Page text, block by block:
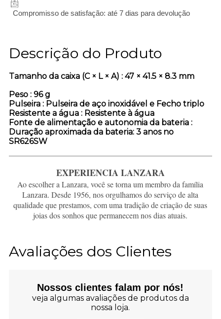
Compromisso de satisfação: até 7 dias para devolução
Descrição do Produto
Tamanho da caixa (C × L × A) : 47 × 41.5 × 8.3 mm
Peso: 96 g
Pulseira: Pulseira de aço inoxidável e Fecho triplo
Resistente a água: Resistente à água
Fonte de alimentação e autonomia da bateria:
Duração aproximada da bateria: 3 anos no
SR626SW
EXPERIENCIA LANZARA
Ao escolher a Lanzara, você se torna um membro da família
Lanzara. Desde 1956, nos orgulhamos do serviço de alta
qualidade que prestamos, com uma tradição de criação de suas
joias dos sonhos que permanecem nos dias atuais.
Avaliações dos Clientes
Nossos clientes falam por nós!
veja algumas avaliações de produtos da
nossa loja.